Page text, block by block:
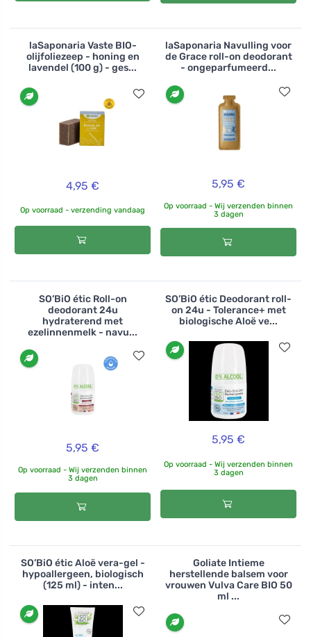
laSaponaria Vaste BIO-
olijfoliezeep - honing en
lavendel (100 g) - ges...
4,95 €
Op voorraad - verzending vandaag
laSaponaria Navulling voor
de Grace roll-on deodorant
- ongeparfumeerd...
5,95 €
Op voorraad - Wij verzenden binnen
3 dagen
SO’BiO étic Roll-on
deodorant 24u
hydraterend met
ezelinnenmelk - navu...
5,95 €
Op voorraad - Wij verzenden binnen
3 dagen
SO’BiO étic Deodorant roll-
on 24u - Tolerance+ met
biologische Aloë ve...
5,95 €
Op voorraad - Wij verzenden binnen
3 dagen
SO’BiO étic Aloë vera-gel -
hypoallergeen, biologisch
(125 ml) - inten...
Goliate Intieme
herstellende balsem voor
vrouwen Vulva Care BIO 50
ml ...